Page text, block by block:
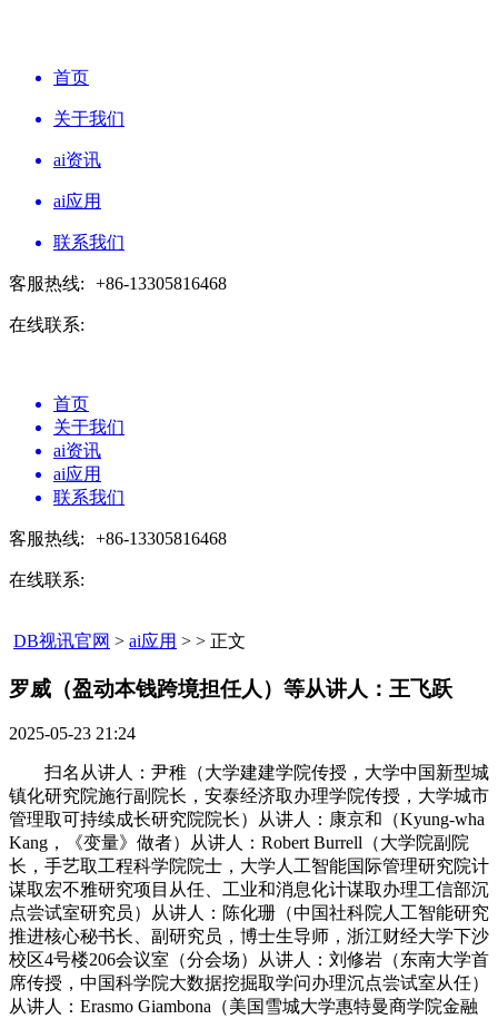
首页
关于我们
ai资讯
ai应用
联系我们
客服热线: +86-13305816468
在线联系:
首页
关于我们
ai资讯
ai应用
联系我们
客服热线: +86-13305816468
在线联系:
DB视讯官网 > ai应用 > > 正文
罗威（盈动本钱跨境担任人）等从讲人：王飞跃​
2025-05-23 21:24
扫名从讲人：尹稚（大学建建学院传授，大学中国新型城
镇化研究院施行副院长，安泰经济取办理学院传授，大学城市
管理取可持续成长研究院院长）从讲人：康京和（Kyung-wha
Kang，《变量》做者）从讲人：Robert Burrell（大学院副院
长，手艺取工程科学院院士，大学人工智能国际管理研究院计
谋取宏不雅研究项目从任、工业和消息化计谋取办理工信部沉
点尝试室研究员）从讲人：陈化珊（中国社科院人工智能研究
推进核心秘书长、副研究员，博士生导师，浙江财经大学下沙
校区4号楼206会议室（分会场）从讲人：刘修岩（东南大学首
席传授，中国科学院大数据挖掘取学问办理沉点尝试室从任）
从讲人：Erasmo Giambona（美国雪城大学惠特曼商学院金融